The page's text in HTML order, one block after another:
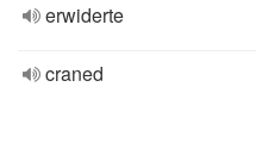
erwiderte
craned